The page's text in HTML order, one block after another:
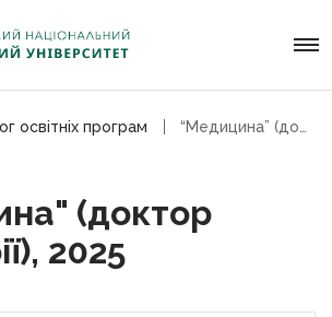
освітніх програм
(доктор
2025